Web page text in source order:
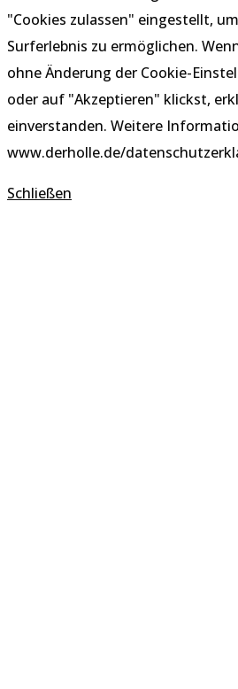
"Cookies zulassen" eingestellt,
Surferlebnis zu ermöglichen.
ohne Änderung der Cookie-
oder auf "Akzeptieren" klickst,
einverstanden. Weitere
www.derholle.de/
Schließen